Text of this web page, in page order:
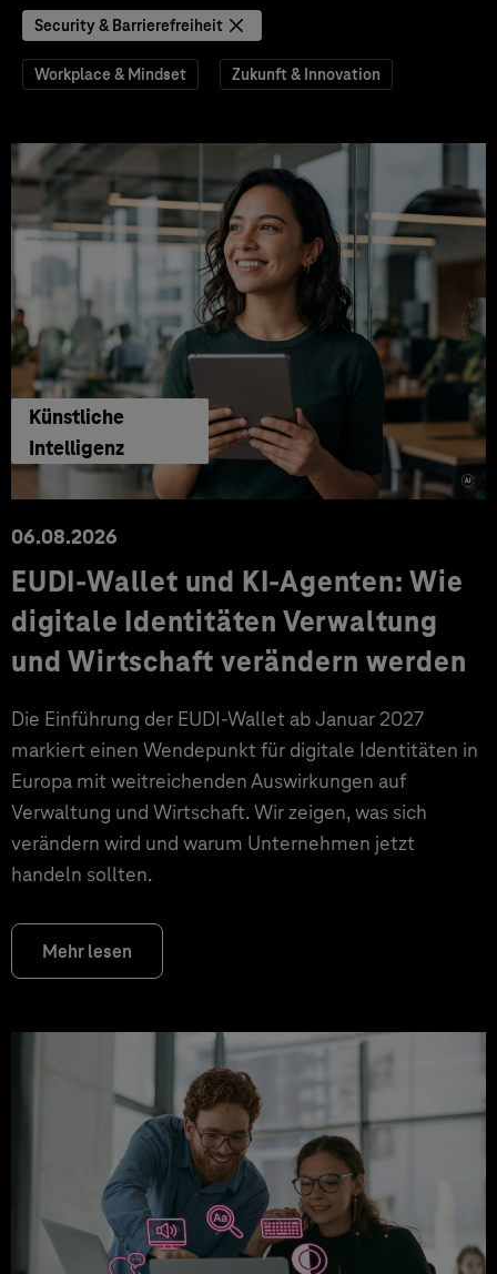
Security & Barrierefreiheit
Workplace & Mindset Zukunft & Innovation
Künstliche
Intelligenz
06.08.2026
EUDI-Wallet und KI-Agenten: Wie
digitale Identitäten Verwaltung
und Wirtschaft verändern werden
Die Einführung der EUDI-Wallet ab Januar 2027
markiert einen Wendepunkt für digitale Identitäten in
Europa mit weitreichenden Auswirkungen auf
Verwaltung und Wirtschaft. Wir zeigen, was sich
verändern wird und warum Unternehmen jetzt
handeln sollten.
Mehr lesen